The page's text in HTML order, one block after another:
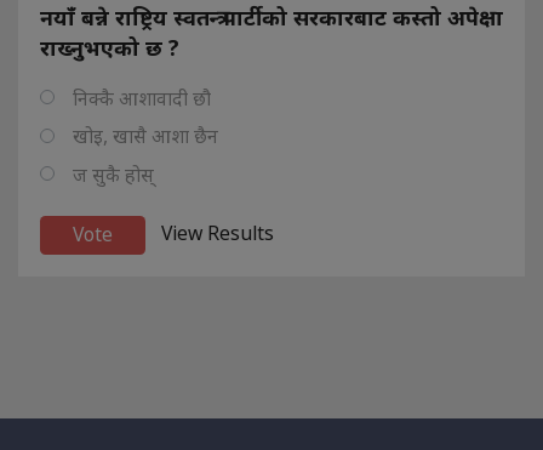
नयाँ बन्ने राष्ट्रिय स्वतन्त्र पार्टीको सरकारबाट कस्तो अपेक्षा
राख्नुभएको छ ?
निक्कै आशावादी छौ
खोइ, खासै आशा छैन
ज सुकै होस्
View Results